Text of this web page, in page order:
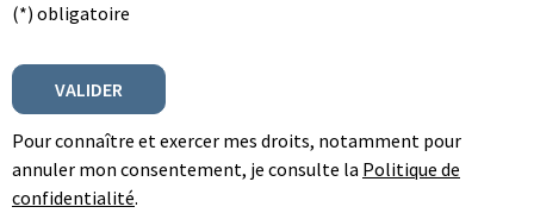
(*) obligatoire
Pour connaître et exercer mes droits, notamment pour
annuler mon consentement, je consulte la Politique de
confidentialité.